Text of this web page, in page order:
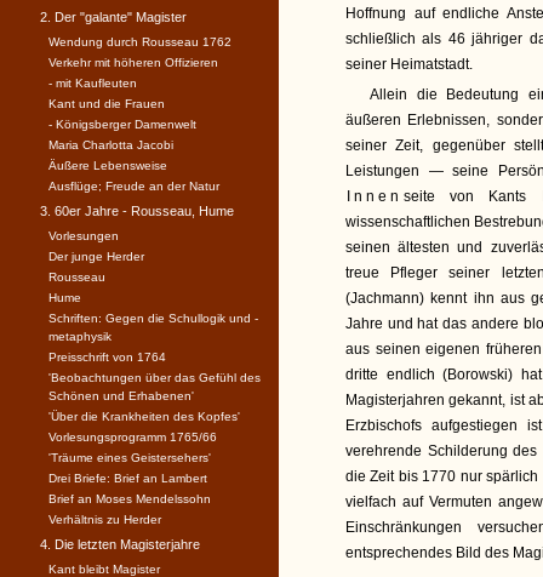
Hoffnung auf endliche
schließlich als 46 jähriger
seiner Heimatstadt.
Allein die Bedeutung
äußeren Erlebnissen,
seiner Zeit, gegenüber
Leistungen — seine
Innen seite von Kants
wissenschaftlichen
seinen ältesten und
treue Pfleger seiner
(Jachmann) kennt ihn aus
Jahre und hat das andere
aus seinen eigenen
dritte endlich (Borowski)
Magisterjahren gekannt, ist
Erzbischofs aufgestiegen
verehrende Schilderung
die Zeit bis 1770 nur
vielfach auf Vermuten
Einschränkungen
entsprechendes Bild des
2. Der "galante" Magister
Wendung durch Rousseau 1762
Verkehr mit höheren Offizieren
- mit Kaufleuten
Kant und die Frauen
- Königsberger Damenwelt
Maria Charlotta Jacobi
Äußere Lebensweise
Ausflüge; Freude an der Natur
3. 60er Jahre - Rousseau, Hume
Vorlesungen
Der junge Herder
Rousseau
Hume
Schriften: Gegen die Schullogik und -
metaphysik
Preisschrift von 1764
'Beobachtungen über das Gefühl des
Schönen und Erhabenen'
'Über die Krankheiten des Kopfes'
Vorlesungsprogramm 1765/66
'Träume eines Geistersehers'
Drei Briefe: Brief an Lambert
Brief an Moses Mendelssohn
Verhältnis zu Herder
4. Die letzten Magisterjahre
Kant bleibt Magister